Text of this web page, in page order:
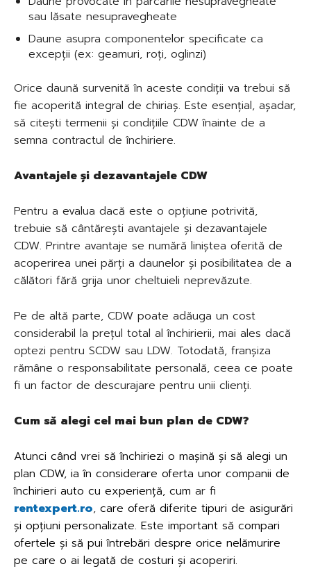
sau lăsate nesupravegheate
Daune asupra componentelor specificate ca
excepții (ex: geamuri, roți, oglinzi)
Orice daună survenită în aceste condiții va trebui să
fie acoperită integral de chiriaș. Este esențial, așadar,
să citești termenii și condițiile CDW înainte de a
semna contractul de închiriere.
Avantajele și dezavantajele CDW
Pentru a evalua dacă este o opțiune potrivită,
trebuie să cântărești avantajele și dezavantajele
CDW. Printre avantaje se numără liniștea oferită de
acoperirea unei părți a daunelor și posibilitatea de a
călători fără grija unor cheltuieli neprevăzute.
Pe de altă parte, CDW poate adăuga un cost
considerabil la prețul total al închirierii, mai ales dacă
optezi pentru SCDW sau LDW. Totodată, franșiza
rămâne o responsabilitate personală, ceea ce poate
fi un factor de descurajare pentru unii clienți.
Cum să alegi cel mai bun plan de CDW?
Atunci când vrei să închiriezi o mașină și să alegi un
plan CDW, ia în considerare oferta unor companii de
închirieri auto cu experiență, cum ar fi
rentexpert.ro, care oferă diferite tipuri de asigurări
și opțiuni personalizate. Este important să compari
ofertele și să pui întrebări despre orice nelămurire
pe care o ai legată de costuri și acoperiri.